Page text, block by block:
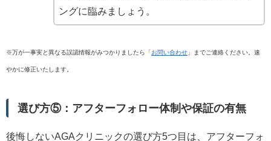
ングに臨みましょう。
※万が一事実と異なる誤認情報がみつかりましたら「お問い合わせ 」までご連絡ください。速
やかに修正いたします。
選び方⑤：アフターフォロー体制や保証の有無
後悔しないAGAクリニックの選び方5つ目は、アフターフォ